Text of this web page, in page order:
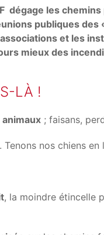
dégage les
publiques des
et les
mieux des
LÀ !
; faisans,
nos chiens en
, la moindre étincelle